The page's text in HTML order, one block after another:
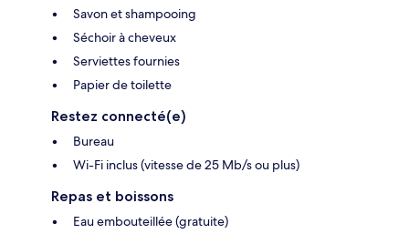
Savon et shampooing
Séchoir à cheveux
Serviettes fournies
Papier de toilette
Restez connecté(e)
Bureau
Wi-Fi inclus (vitesse de 25 Mb/s ou plus)
Repas et boissons
Eau embouteillée (gratuite)